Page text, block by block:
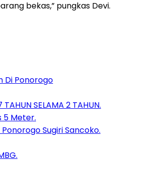
bekas,” pungkas Devi.
Di Ponorogo
SELAMA 2 TAHUN.
5 Meter.
Sugiri Sancoko.